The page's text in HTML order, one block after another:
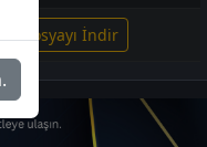
Dosyayı İndir